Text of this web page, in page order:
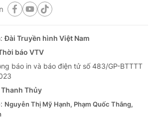
sống
tương lai
Đài Truyền hình Việt Nam
báo VTV
báo in và báo điện tử số 483/GP-BTTTT
Thủy
Nguyễn Thị Mỹ Hạnh, Phạm Quốc Thắng,